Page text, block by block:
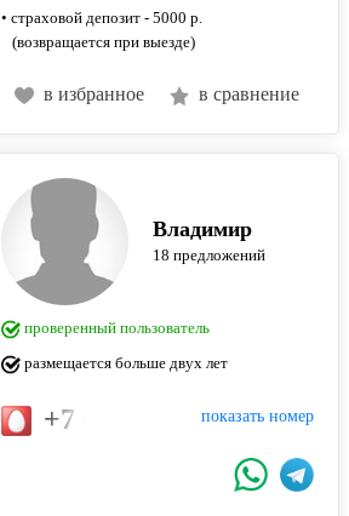
• страховой депозит - 5000 р.
(возвращается при выезде)
в избранное в сравнение
Владимир
18 предложений
проверенный пользователь
размещается больше двух лет
показать номер
+7 (918) 208-04-24